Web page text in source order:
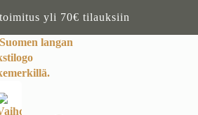
yli 70€ tilauksiin